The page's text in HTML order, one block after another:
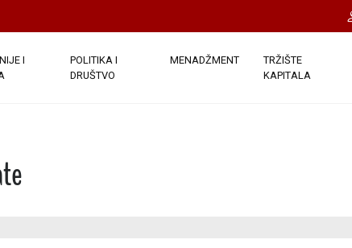
I
POLITIKA I
DRUŠTVO
MENADŽMENT
TRŽIŠTE
KAPITALA